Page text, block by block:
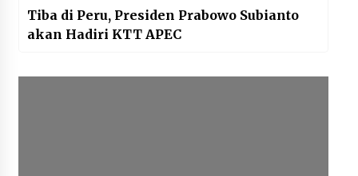
Tiba di Peru, Presiden Prabowo Subianto
akan Hadiri KTT APEC